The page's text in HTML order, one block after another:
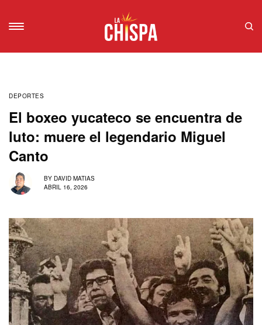
DEPORTES
El boxeo yucateco se encuentra de
luto: muere el legendario Miguel
Canto
BY DAVID MATIAS
ABRIL 16, 2026